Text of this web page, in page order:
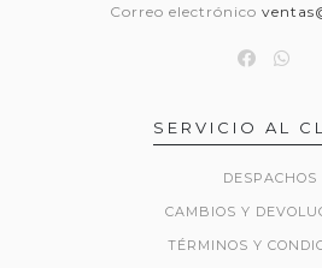
Correo electrónico
SERVICIO AL
DESPACHOS
CAMBIOS Y
TÉRMINOS Y